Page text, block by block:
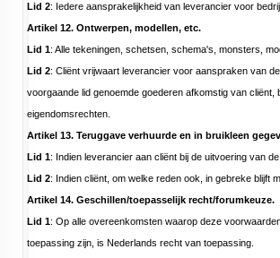
Lid 2: Iedere aansprakelijkheid van leverancier voor
Artikel 12. Ontwerpen, modellen, etc.
Lid 1: Alle tekeningen, schetsen, schema's, monsters,
Lid 2: Cliënt vrijwaart leverancier voor aanspraken van
voorgaande lid genoemde goederen afkomstig van cliënt,
eigendomsrechten.
Artikel 13. Teruggave verhuurde en in bruikleen
Lid 1: Indien leverancier aan cliënt bij de uitvoering van
Lid 2: Indien cliënt, om welke reden ook, in gebreke blijft
Artikel 14. Geschillen/toepasselijk recht/forumkeuze.
Lid 1: Op alle overeenkomsten waarop deze
toepassing zijn, is Nederlands recht van toepassing.